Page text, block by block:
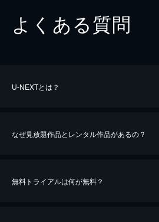
よくある質問
U-NEXTとは？
なぜ見放題作品とレンタル作品があるの？
無料トライアルは何が無料？